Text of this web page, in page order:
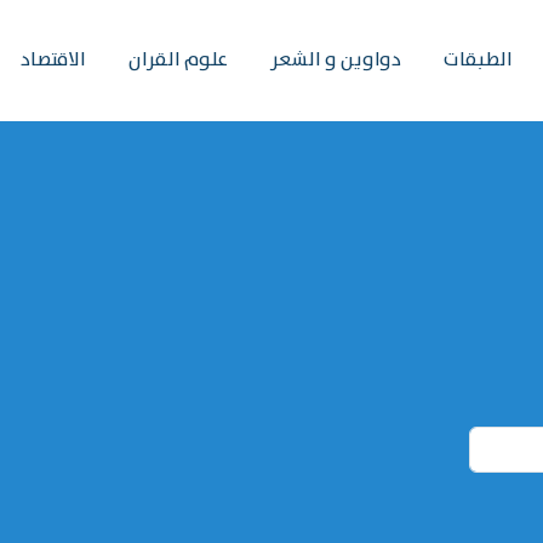
الطبقات دواوين و الشعر علوم القران الاقتصاد